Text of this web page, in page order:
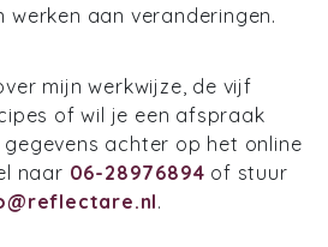
werken aan veranderingen.
mijn werkwijze, de vijf
of wil je een afspraak
achter op het online
naar 06-28976894 of stuur
.